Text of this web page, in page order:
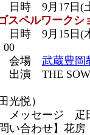
時 9月17日(土
スペルワークシ
時 9月15日(木
00
場 武蔵豊岡
演 THE
田光悦）
ッセージ 疋
問い合わせ】花